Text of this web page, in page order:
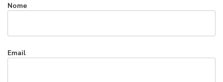
Nome
Email